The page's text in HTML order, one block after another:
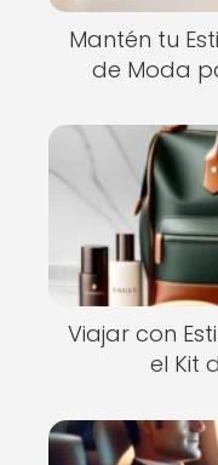
Mantén tu
de Moda
Viajar con
el Kit